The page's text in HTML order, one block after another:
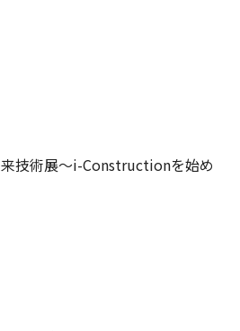
来技術展～i-Constructionを始め